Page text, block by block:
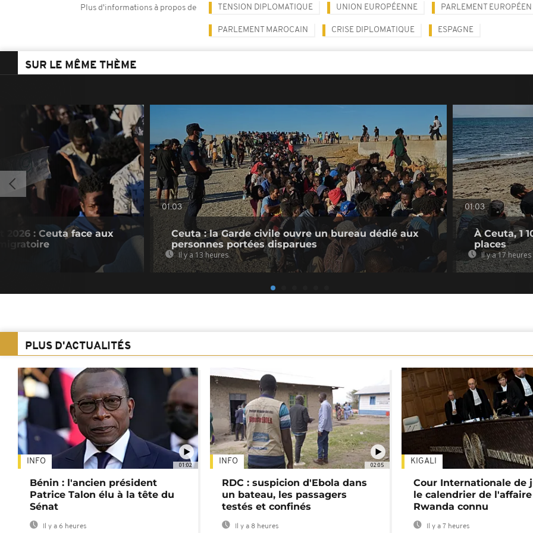
Plus d'informations à propos de TENSION DIPLOMATIQUE UNION EUROPÉENNE PARLEMENT EUROPÉEN
PARLEMENT MAROCAIN CRISE DIPLOMATIQUE ESPAGNE
SUR LE MÊME THÈME
: Ceuta face aux
01:03
Ceuta : la Garde civile ouvre un bureau dédié aux
personnes portées disparues
Il y a 13 heures
01:03
À Ceuta, 1
places
Il y a 17 heures
PLUS D'ACTUALITÉS
01:02
INFO
Bénin : l'ancien président
Patrice Talon élu à la tête du
Sénat
Il y a 6 heures
02:05
INFO
RDC : suspicion d'Ebola dans
un bateau, les passagers
testés et confinés
Il y a 8 heures
KIGALI
Cour Internationale de
le calendrier de l'affaire
Rwanda connu
Il y a 7 heures